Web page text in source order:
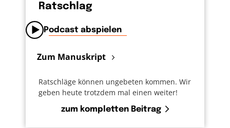
Ratschlag
Podcast abspielen
Zum Manuskript
Ratschläge können ungebeten kommen. Wir
geben heute trotzdem mal einen weiter!
zum kompletten Beitrag